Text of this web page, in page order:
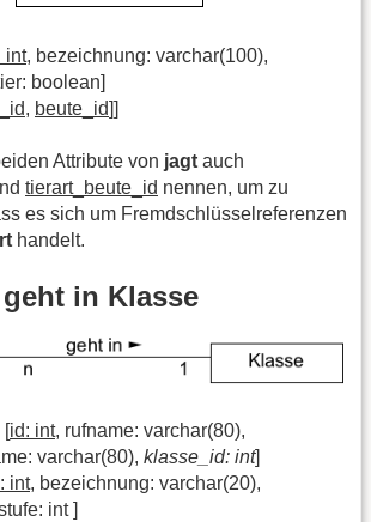
int, bezeichnung: varchar(100),
boolean]
, beute_id]]
Attribute von jagt auch
tierart_beute_id nennen, um zu
es sich um Fremdschlüsselreferenzen
handelt.
in Klasse
[id: int, rufname: varchar(80),
varchar(80), klasse_id: int]
int, bezeichnung: varchar(20),
int ]